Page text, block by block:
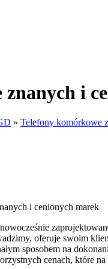
i
» Telefony komórkowe
i cenionych marek
oferuje swoim
sposobem na
cenach, które